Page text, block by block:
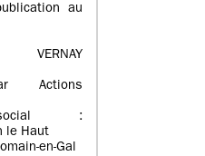
au
VERNAY
Actions
:
le Haut
en-Gal